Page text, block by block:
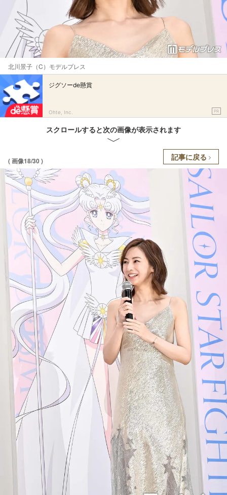
北川景子（C）モデルプレス
ジグソーde懸賞
Ohte, Inc. PR
スクロールすると次の画像が表示されます
( 画像18/30 ) 記事に戻る